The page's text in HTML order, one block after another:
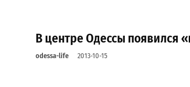
В центре Одессы появился
odessa-life 2013-10-15